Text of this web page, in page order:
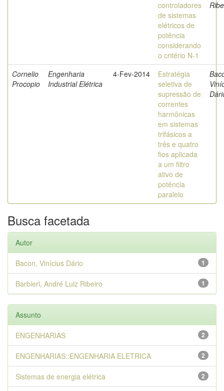
controladores
de sistemas
elétricos de
potência
considerando
o critério N-1
Cornelio
Procopio
Engenharia
Industrial Elétrica
4-Fev-2014
Estratégia
seletiva de
supressão de
correntes
harmônicas
em sistemas
trifásicos a
três e quatro
fios aplicada
a um filtro
ativo de
potência
paralelo
Busca facetada
Autor
1
Bacon, Vinícius Dário
1
Barbieri, André Luiz Ribeiro
Assunto
2
ENGENHARIAS
2
ENGENHARIAS::ENGENHARIA ELETRICA
2
Sistemas de energia elétrica